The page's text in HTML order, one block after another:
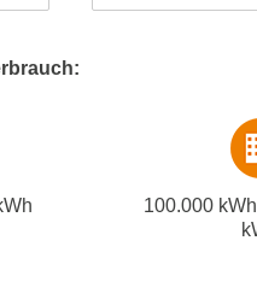
100.000